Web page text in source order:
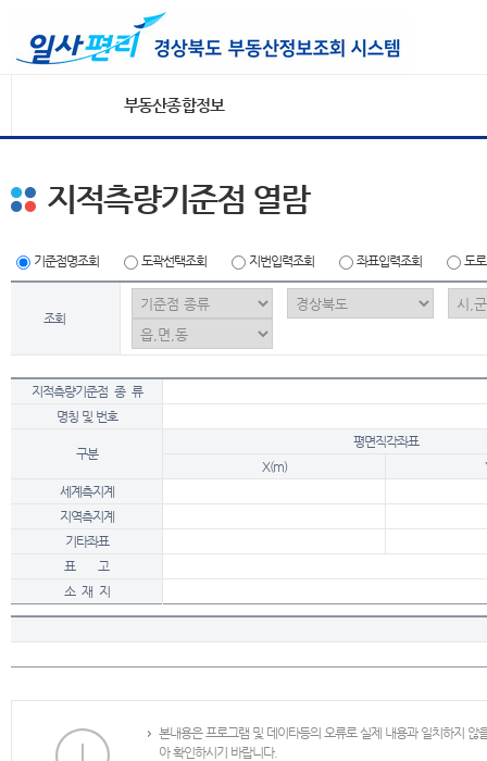
부동산종합정보
지적측량기준점 열람
기준점명조회 도곽선택조회 지번입력조회 좌표입력조회 도
조회
지적측량기준점 종 류
명칭 및 번호
구분
평면직각좌표
X(m)
세계측지계
지역측지계
기타좌표
표 고
소 재 지
본내용은 프로그램 및 데이타등의 오류로 실제 내용과 일치하지
아 확인하시기 바랍니다.